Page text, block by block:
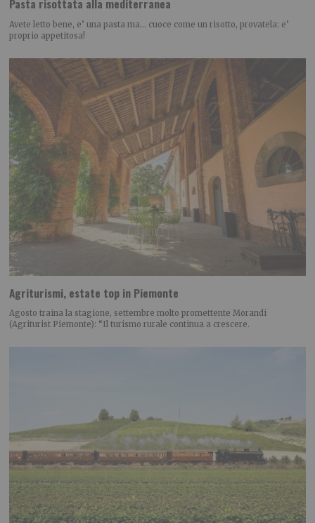
Pasta risottata alla mediterranea
Avete letto bene, e’ una pasta ma… cuoce come un risotto, provatela: e’
proprio appetitosa!
Agriturismi, estate top in Piemonte
Agosto traina la stagione, settembre molto promettente Morandi
(Agriturist Piemonte): “Il turismo rurale continua a crescere.